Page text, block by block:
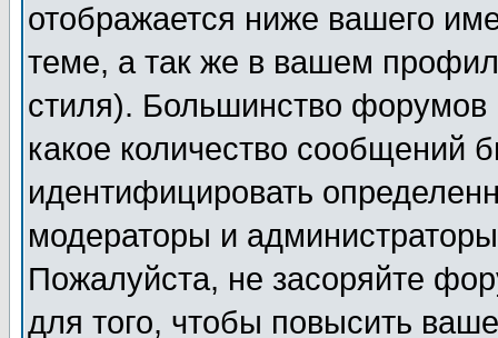
отображается ниже вашего
теме, а так же в вашем
стиля). Большинство форумов
какое количество сообщений
идентифицировать
модераторы и
Пожалуйста, не засоряйте
для того, чтобы повысить